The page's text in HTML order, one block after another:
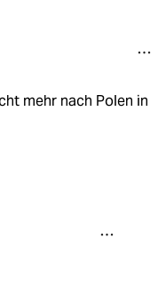
mehr nach Polen in